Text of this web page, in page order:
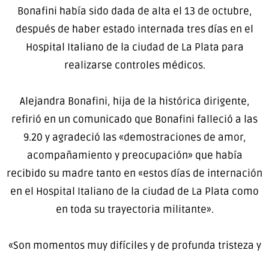
Bonafini había sido dada de alta el 13 de octubre,
después de haber estado internada tres días en el
Hospital Italiano de la ciudad de La Plata para
realizarse controles médicos.
Alejandra Bonafini, hija de la histórica dirigente,
refirió en un comunicado que Bonafini falleció a las
9.20 y agradeció las «demostraciones de amor,
acompañamiento y preocupación» que había
recibido su madre tanto en «estos días de internación
en el Hospital Italiano de la ciudad de La Plata como
en toda su trayectoria militante».
«Son momentos muy difíciles y de profunda tristeza y